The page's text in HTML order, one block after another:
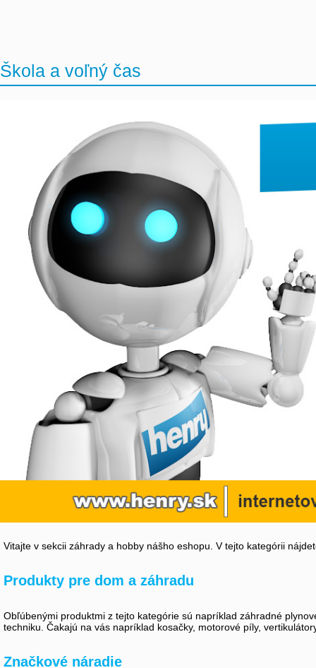
Škola a voľný čas
Vitajte v sekcii záhrady a hobby nášho eshopu. V tejto kategórii
Produkty pre dom a záhradu
Obľúbenými produktmi z tejto kategórie sú napríklad záhradné
techniku. Čakajú na vás napríklad kosačky, motorové píly,
Značkové náradie